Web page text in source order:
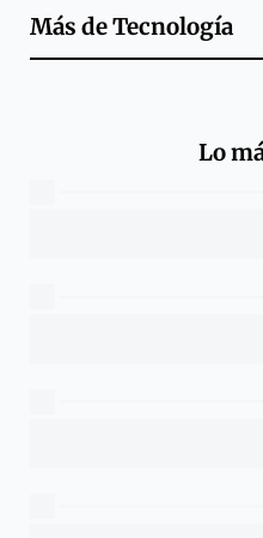
Más deTecnología
Lo